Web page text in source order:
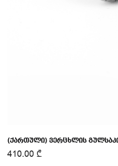
(ქართული) ვერცხლის
410.00 ₾